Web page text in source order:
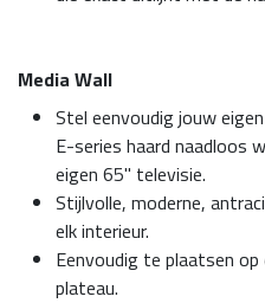
Media Wall
Stel eenvoudig jouw
E-series haard naadloos
eigen 65" televisie.
Stijlvolle, moderne,
elk interieur.
Eenvoudig te plaatsen
plateau.